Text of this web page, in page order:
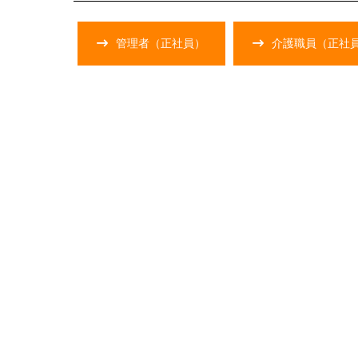
管理者（正社員） 介護職員（正社